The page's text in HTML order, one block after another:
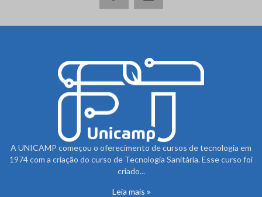
A UNICAMP começou o oferecimento de cursos de tecnologia em
1974 com a criação do curso de Tecnologia Sanitária. Esse curso foi
criado...
Leia mais